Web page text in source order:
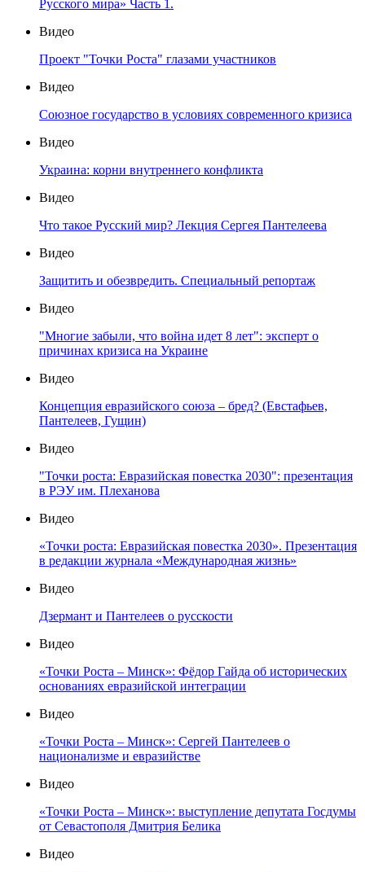
Русского мира» Часть 1.
Видео
Проект "Точки Роста" глазами участников
Видео
Союзное государство в условиях современного кризиса
Видео
Украина: корни внутреннего конфликта
Видео
Что такое Русский мир? Лекция Сергея Пантелеева
Видео
Защитить и обезвредить. Специальный репортаж
Видео
"Многие забыли, что война идет 8 лет": эксперт о
причинах кризиса на Украине
Видео
Концепция евразийского союза – бред? (Евстафьев,
Пантелеев, Гущин)
Видео
"Точки роста: Евразийская повестка 2030": презентация
в РЭУ им. Плеханова
Видео
«Точки роста: Евразийская повестка 2030». Презентация
в редакции журнала «Международная жизнь»
Видео
Дзермант и Пантелеев о русскости
Видео
«Точки Роста – Минск»: Фёдор Гайда об исторических
основаниях евразийской интеграции
Видео
«Точки Роста – Минск»: Сергей Пантелеев о
национализме и евразийстве
Видео
«Точки Роста – Минск»: выступление депутата Госдумы
от Севастополя Дмитрия Белика
Видео